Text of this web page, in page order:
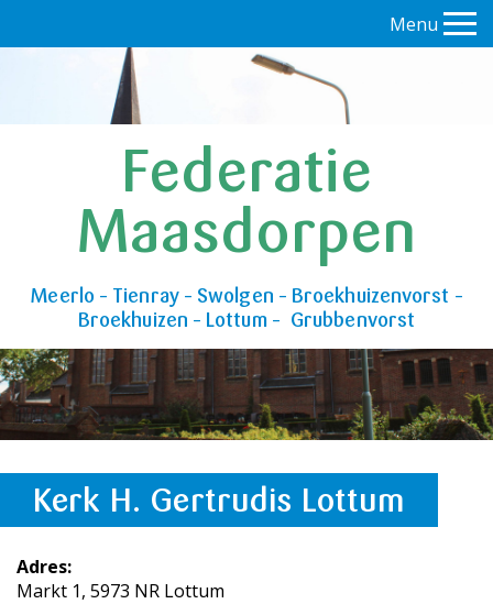
Menu
Federatie
Maasdorpen
Meerlo – Tienray – Swolgen – Broekhuizenvorst –
Broekhuizen – Lottum – Grubbenvorst
Kerk H. Gertrudis Lottum
Adres:
Markt 1, 5973 NR Lottum